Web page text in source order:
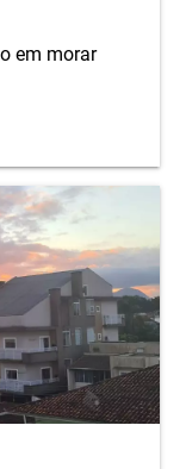
em morar